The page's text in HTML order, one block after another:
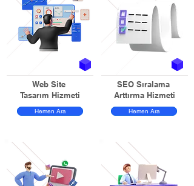
Web Site
Tasarım Hizmeti
Hemen Ara
SEO Sıralama
Arttırma Hizmeti
Hemen Ara